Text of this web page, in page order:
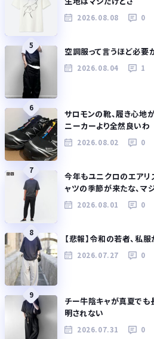
2026.08.08 0
5
空調服って言うほど必要
2026.08.04 1
6
サロモンの靴、履き心地
ニーカーより全然良いわ
2026.08.02 0
7
今年もユニクロのエアリ
ャツの季節が来たな、マ
2026.08.01 0
8
【悲報】令和の若者、私
2026.07.27 0
9
チー牛陰キャが真夏でも
明されない
2026.07.31 0